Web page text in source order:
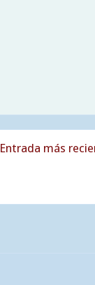
Entrada más